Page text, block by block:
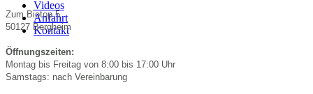
Videos
Anfahrt
Kontakt
Zum Biotop 5
50127 Bergheim
Öffnungszeiten:
Montag bis Freitag von 8:00 bis 17:00 Uhr
Samstags: nach Vereinbarung